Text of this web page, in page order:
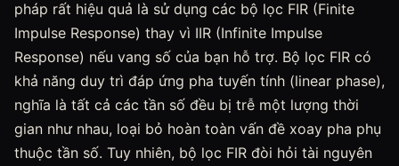
pháp rất hiệu quả là sử dụng các bộ lọc FIR (Finite
Impulse Response) thay vì IIR (Infinite Impulse
Response) nếu vang số của bạn hỗ trợ. Bộ lọc FIR có
khả năng duy trì đáp ứng pha tuyến tính (linear phase),
nghĩa là tất cả các tần số đều bị trễ một lượng thời
gian như nhau, loại bỏ hoàn toàn vấn đề xoay pha phụ
thuộc tần số. Tuy nhiên, bộ lọc FIR đòi hỏi tài nguyên